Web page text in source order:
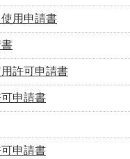
用申請書
許可申請書
申請書
申請書